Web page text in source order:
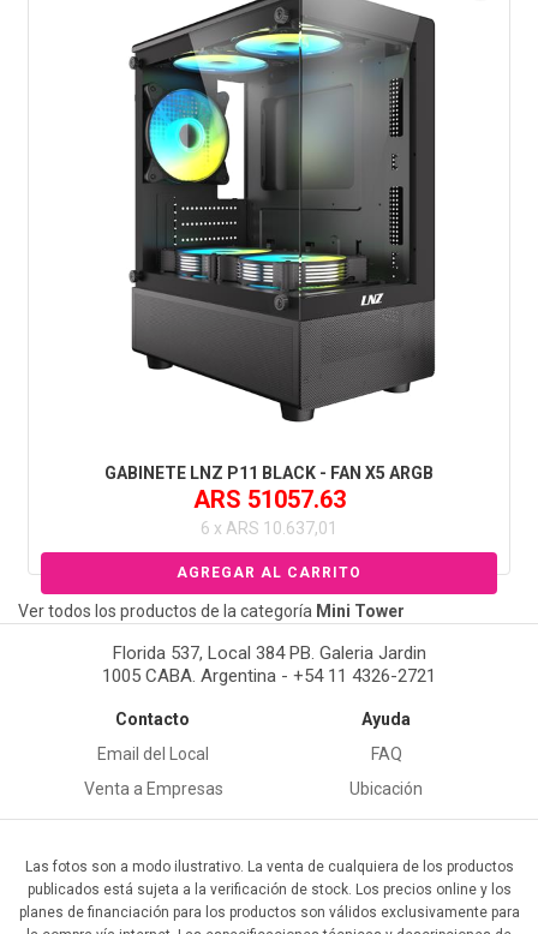
GABINETE LNZ P11 BLACK - FAN X5 ARGB
ARS 51057.63
6 x ARS 10.637,01
Ver todos los productos de la categoría Mini Tower
Florida 537, Local 384 PB. Galeria Jardin
1005 CABA. Argentina - +54 11 4326-2721
Contacto
Email del Local
Venta a Empresas
Ayuda
FAQ
Ubicación
Las fotos son a modo ilustrativo. La venta de cualquiera de los productos
publicados está sujeta a la verificación de stock. Los precios online y los
planes de financiación para los productos son válidos exclusivamente para